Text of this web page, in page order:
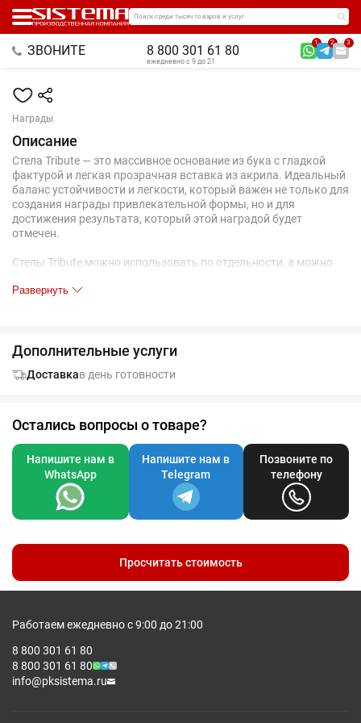
Поиск среди тысяч товаров и услуг
ЗВОНИТЕ 8 800 301 61 80
1 2 3
ежедневно с 9 до 21
Награды
Описание
Стела Tribute — это массивное основание из бука с гладкой
фактурой и легкая прозрачная вставка из акрила. Идеальный
баланс устойчивости и легкости, который важен не только для
создания награды привлекательной формы, но и для
достижения результата, который этой наградой будет
отмечен.
Стелы Tribute можно использовать по отдельности, а можно
Акриловая часть вынимается для нанесения логотипа.
Не рекомендуем протирать награды спиртом перед
Развернуть
Дополнительные услуги
Доставкав день готовности
Остались вопросы о товаре?
Напишите нам в
WhatsApp
Напишите нам в
Telegram
Позвоните по
телефону
Просчитать стоимость
Работаем ежедневно с 9:00 до 21:00
8 800 301 61 80
8 800 301 61 80
info@pksistema.ru